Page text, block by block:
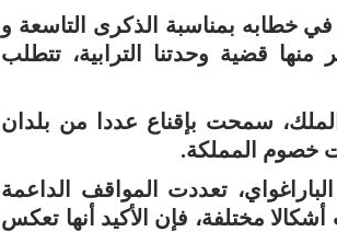
خطابه بمناسبة الذكرى التاسعة و
منها قضية وحدتنا الترابية، تتطلب
الملك، سمحت بإقناع عددا من بلدان
خصوم المملكة.
الباراغواي، تعددت المواقف الداعمة
مختلفة، فإن الأكيد أنها تعكس